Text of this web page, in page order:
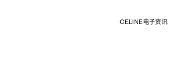
CELINE电子资讯